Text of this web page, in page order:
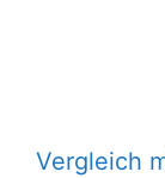
Vergleich